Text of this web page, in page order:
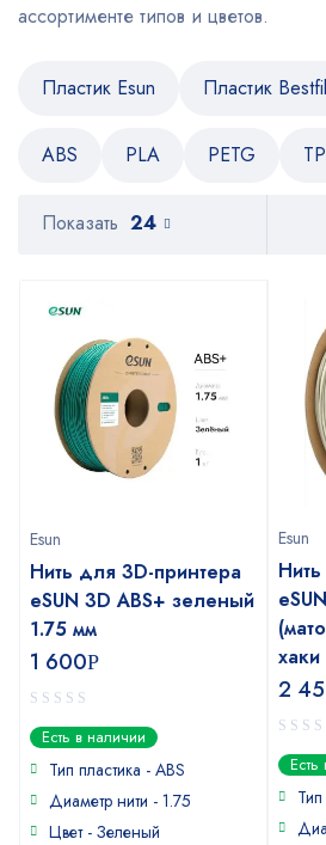
ассортименте типов и цветов.
Пластик Esun Пластик
ABS PLA PETG
Показать 24
Esun
Нить для 3D-принтера
eSUN 3D ABS+ зеленый
1.75 мм
1 600Р
0
out
of
Есть в наличии
Тип пластика - ABS
Диаметр нити - 1.75
Цвет - Зеленый
Esun
хаки
2
0
out
of
Есть